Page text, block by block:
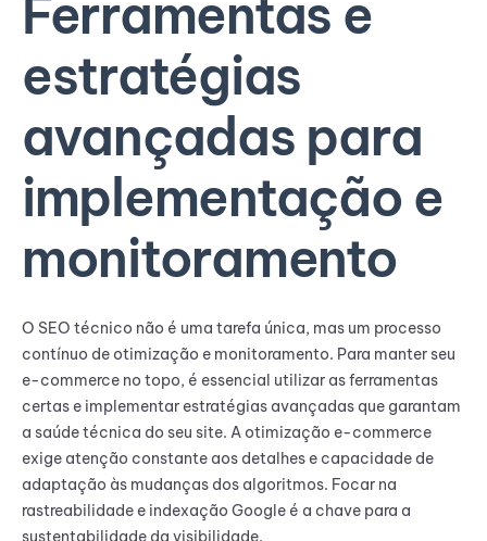
Ferramentas e
estratégias
avançadas para
implementação e
monitoramento
O SEO técnico não é uma tarefa única, mas um processo
contínuo de otimização e monitoramento. Para manter seu
e-commerce no topo, é essencial utilizar as ferramentas
certas e implementar estratégias avançadas que garantam
a saúde técnica do seu site. A otimização e-commerce
exige atenção constante aos detalhes e capacidade de
adaptação às mudanças dos algoritmos. Focar na
rastreabilidade e indexação Google é a chave para a
sustentabilidade da visibilidade.